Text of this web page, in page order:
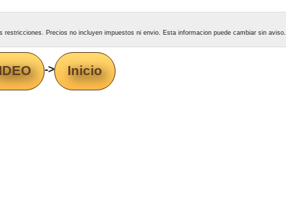
Precios no incluyen impuestos ni envio. Esta informacion puede cambiar sin aviso.
-> Inicio